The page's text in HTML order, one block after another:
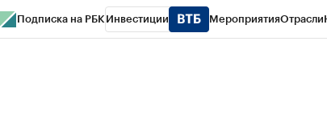
Подписка на РБК Инвестиции МероприятияОтрасли